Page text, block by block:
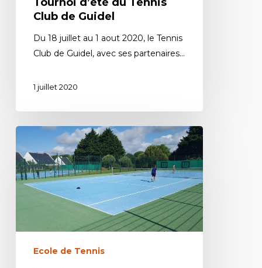
Club de Guidel
Du 18 juillet au 1 aout 2020, le Tennis
Club de Guidel, avec ses partenaires…
1 juillet 2020
Ecole de Tennis